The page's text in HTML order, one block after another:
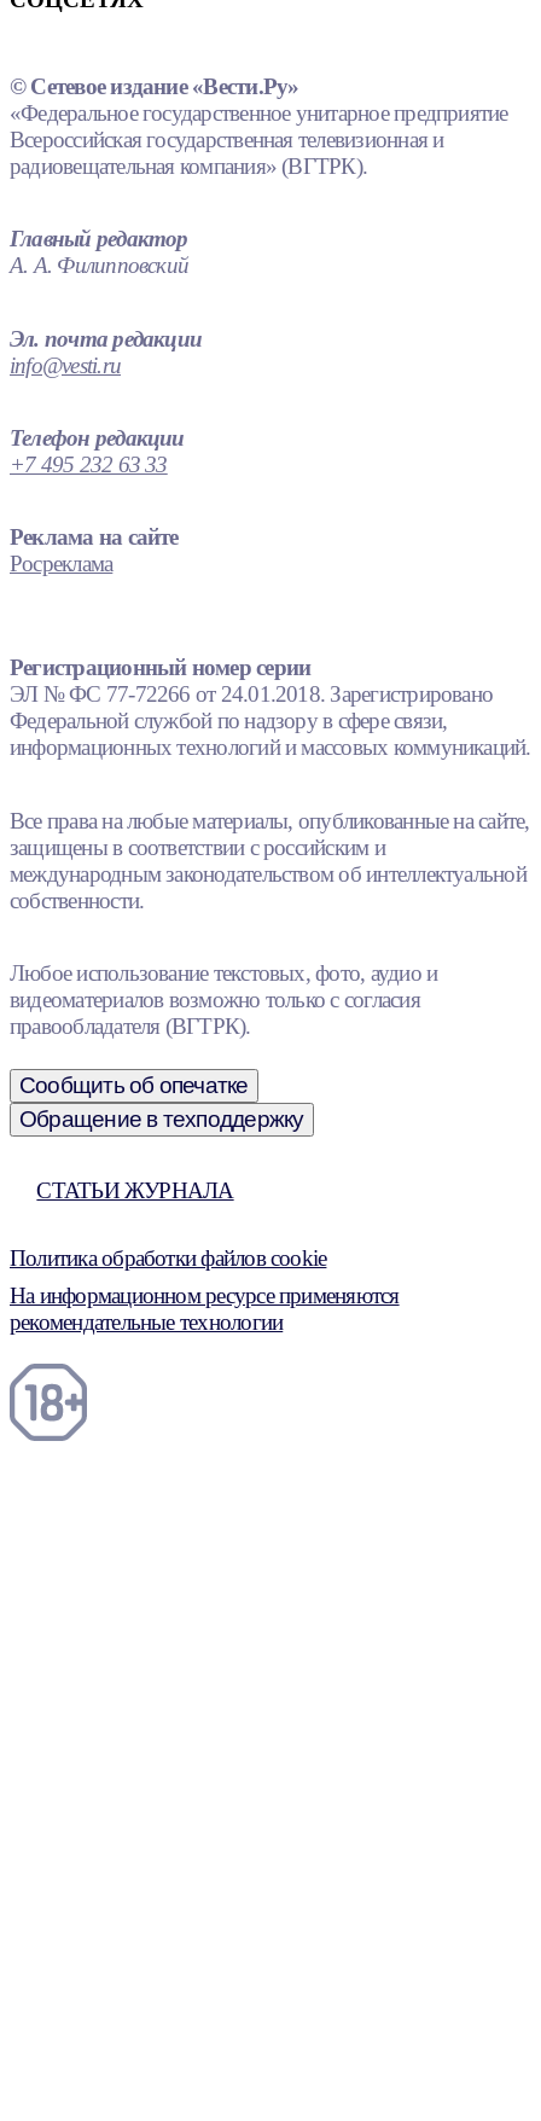
© Сетевое издание «Вести.Ру»
«Федеральное государственное унитарное предприятие
Всероссийская государственная телевизионная и
радиовещательная компания» (ВГТРК).
Главный редактор
А. А. Филипповский
Эл. почта редакции
info@vesti.ru
Телефон редакции
+7 495 232 63 33
Реклама на сайте
Росреклама
Регистрационный номер серии
ЭЛ № ФС 77-72266 от 24.01.2018. Зарегистрировано
Федеральной службой по надзору в сфере связи,
информационных технологий и массовых коммуникаций.
Все права на любые материалы, опубликованные на сайте,
защищены в соответствии с российским и
международным законодательством об интеллектуальной
собственности.
Любое использование текстовых, фото, аудио и
видеоматериалов возможно только с согласия
правообладателя (ВГТРК).
Сообщить об опечатке
Обращение в техподдержку
СТАТЬИ ЖУРНАЛА
Политика обработки файлов cookie
На информационном ресурсе применяются
рекомендательные технологии